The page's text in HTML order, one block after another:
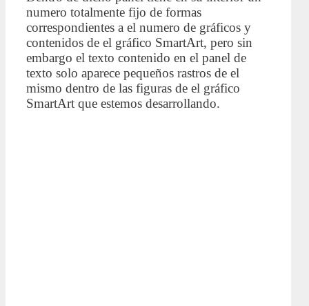
numero totalmente fijo de formas
correspondientes a el numero de gráficos y
contenidos de el gráfico SmartArt, pero sin
embargo el texto contenido en el panel de
texto solo aparece pequeños rastros de el
mismo dentro de las figuras de el gráfico
SmartArt que estemos desarrollando.